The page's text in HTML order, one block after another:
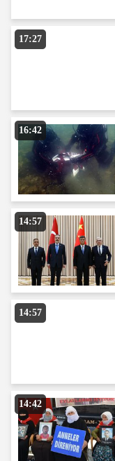
17:27
16:42
14:57
14:57
14:42